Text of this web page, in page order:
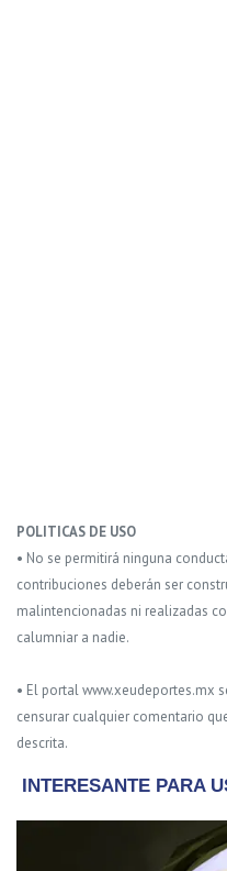
POLITICAS DE USO
• No se permitirá ninguna
contribuciones deberán ser
malintencionadas ni realizadas
calumniar a nadie.
• El portal www.xeudeportes.mx
censurar cualquier comentario
descrita.